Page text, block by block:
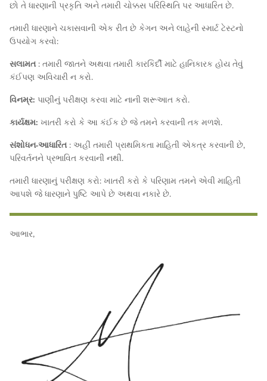
છો તે ધારણાની પ્રકૃતિ અને તમારી ચોક્કસ પરિસ્થિતિ પર આધારિત છે.
તમારી ધારણાને ચકાસવાની એક રીત છે કેગન અને લાહેની સ્માર્ટ ટેસ્ટનો
ઉપયોગ કરવો:
સલામત: તમારી જાતને અથવા તમારી કારકિર્દી માટે હાનિકારક હોય તેવું
કંઈપણ અવિચારી ન કરો.
વિનમ્ર: પાણીનું પરીક્ષણ કરવા માટે નાની શરૂઆત કરો.
કાર્યક્ષમ: ખાતરી કરો કે આ કંઈક છે જે તમને કરવાની તક મળશે.
સંશોધન-આધારિત: અહીં તમારી પ્રાથમિકતા માહિતી એકત્ર કરવાની છે,
પરિવર્તનને પ્રભાવિત કરવાની નથી.
તમારી ધારણાનું પરીક્ષણ કરો: ખાતરી કરો કે પરિણામ તમને એવી માહિતી
આપશે જે ધારણાને પુષ્ટિ આપે છે અથવા નકારે છે.
આભાર,